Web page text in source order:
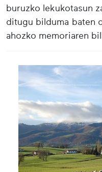
buruzko lekukotasun
ditugu bilduma baten
ahozko memoriaren